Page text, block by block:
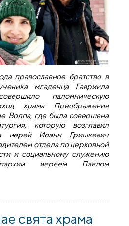
православное братство в
младенца Гавриила
паломническую
храма Преображения
Волпа, где была совершена
которую возглавил
иерей Иоанн Гришкевич
отдела по церковной
и социальному служению
иереем Павлом
совершило
свята храма